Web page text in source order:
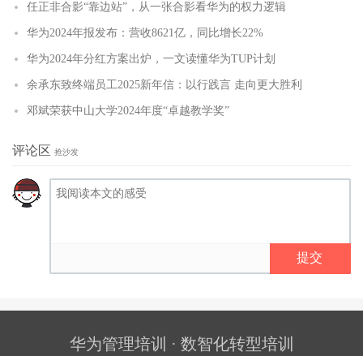
任正非合影“靠边站”，从一张合影看华为的权力逻辑
华为2024年报发布：营收8621亿，同比增长22%
华为2024年分红方案出炉，一文读懂华为TUP计划
余承东致终端员工2025新年信：以行践言 走向更大胜利
邓斌荣获中山大学2024年度“卓越教学奖”
评论区 抢沙发
提交
华为管理培训 · 数智化转型培训